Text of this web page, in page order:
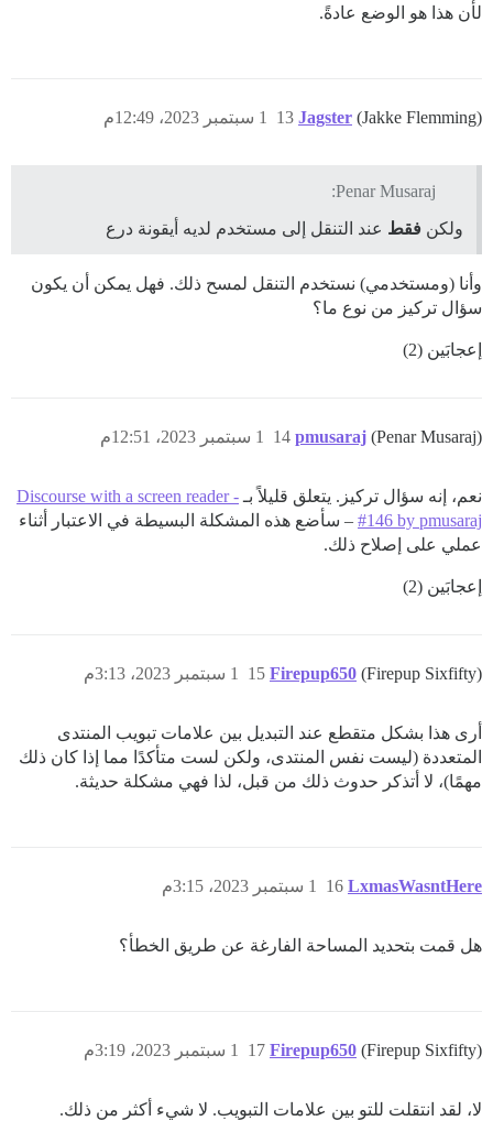
لأن هذا هو الوضع عادةً.
Jagster (Jakke Flemming) 1 سبتمبر 2023، 12:49م 13
Penar Musaraj:
ولكن فقط عند التنقل إلى مستخدم لديه أيقونة درع
وأنا (ومستخدمي) نستخدم التنقل لمسح ذلك. فهل يمكن أن يكون
سؤال تركيز من نوع ما؟
إعجابَين (2)
pmusaraj (Penar Musaraj) 1 سبتمبر 2023، 12:51م 14
نعم، إنه سؤال تركيز. يتعلق قليلاً بـ Discourse with a screen reader -
#146 by pmusaraj – سأضع هذه المشكلة البسيطة في الاعتبار أثناء
عملي على إصلاح ذلك.
إعجابَين (2)
Firepup650 (Firepup Sixfifty) 1 سبتمبر 2023، 3:13م 15
أرى هذا بشكل متقطع عند التبديل بين علامات تبويب المنتدى
المتعددة (ليست نفس المنتدى، ولكن لست متأكدًا مما إذا كان ذلك
مهمًا)، لا أتذكر حدوث ذلك من قبل، لذا فهي مشكلة حديثة.
LxmasWasntHere 1 سبتمبر 2023، 3:15م 16
هل قمت بتحديد المساحة الفارغة عن طريق الخطأ؟
Firepup650 (Firepup Sixfifty) 1 سبتمبر 2023، 3:19م 17
لا، لقد انتقلت للتو بين علامات التبويب. لا شيء أكثر من ذلك.